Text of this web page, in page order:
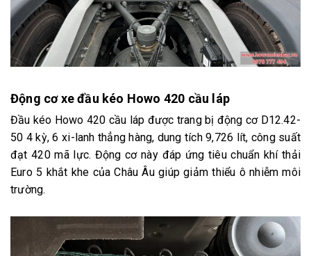
Động cơ xe đầu kéo Howo 420 cầu láp
Đầu kéo Howo 420 cầu láp được trang bị động cơ D12.42-
50 4 kỳ, 6 xi-lanh thẳng hàng, dung tích 9,726 lít, công suất
đạt 420 mã lực. Động cơ này đáp ứng tiêu chuẩn khí thải
Euro 5 khắt khe của Châu Âu giúp giảm thiểu ô nhiễm môi
trường.